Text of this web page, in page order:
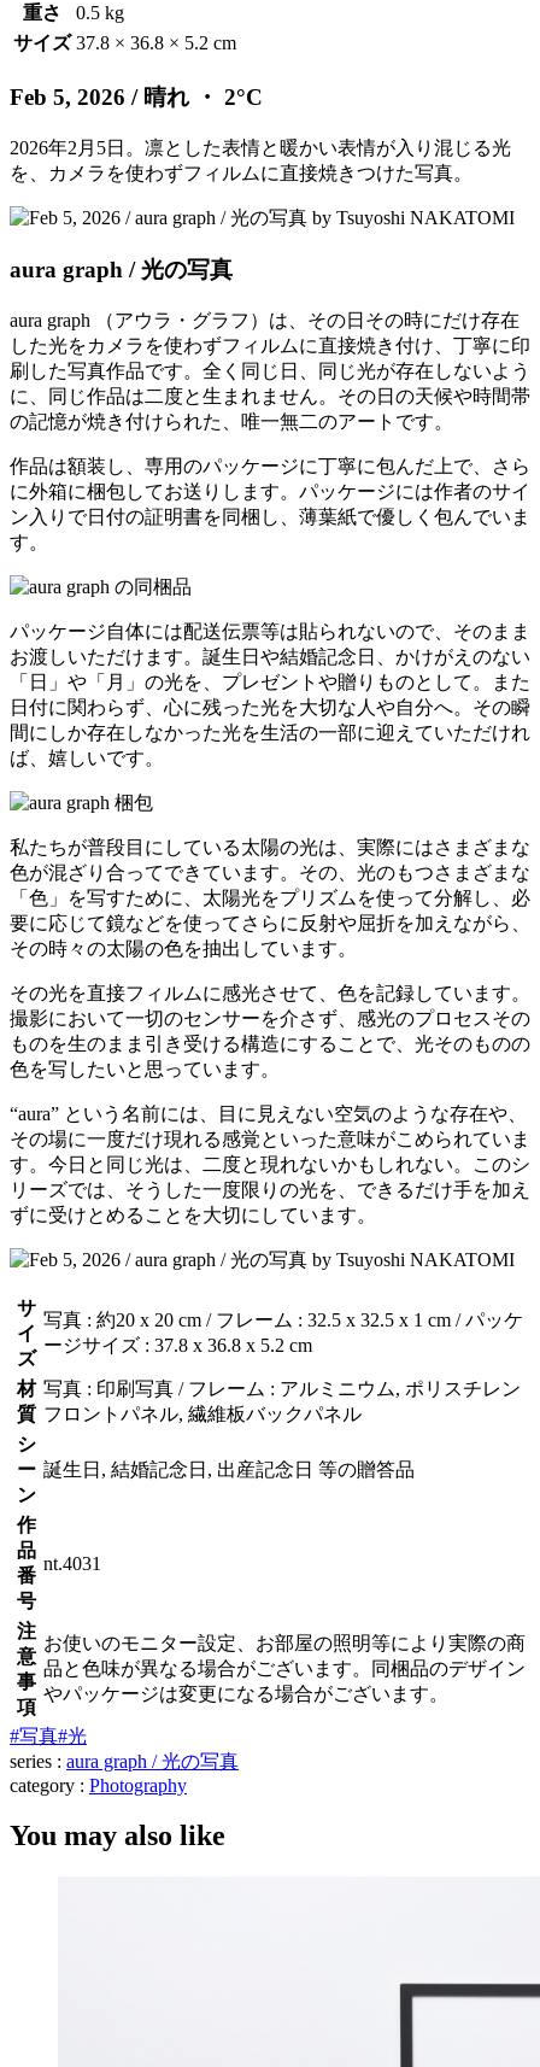
重さ
0.5 kg
サイズ 37.8 × 36.8 × 5.2 cm
Feb 5, 2026 / 晴れ ・ 2°C
2026年2月5日。凛とした表情と暖かい表情が入り混じる光
を、カメラを使わずフィルムに直接焼きつけた写真。
aura graph / 光の写真
aura graph （アウラ・グラフ）は、その日その時にだけ存在
した光をカメラを使わずフィルムに直接焼き付け、丁寧に印
刷した写真作品です。全く同じ日、同じ光が存在しないよう
に、同じ作品は二度と生まれません。その日の天候や時間帯
の記憶が焼き付けられた、唯一無二のアートです。
作品は額装し、専用のパッケージに丁寧に包んだ上で、さら
に外箱に梱包してお送りします。パッケージには作者のサイ
ン入りで日付の証明書を同梱し、薄葉紙で優しく包んでいま
す。
パッケージ自体には配送伝票等は貼られないので、そのまま
お渡しいただけます。誕生日や結婚記念日、かけがえのない
「日」や「月」の光を、プレゼントや贈りものとして。また
日付に関わらず、心に残った光を大切な人や自分へ。その瞬
間にしか存在しなかった光を生活の一部に迎えていただけれ
ば、嬉しいです。
私たちが普段目にしている太陽の光は、実際にはさまざまな
色が混ざり合ってできています。その、光のもつさまざまな
「色」を写すために、太陽光をプリズムを使って分解し、必
要に応じて鏡などを使ってさらに反射や屈折を加えながら、
その時々の太陽の色を抽出しています。
その光を直接フィルムに感光させて、色を記録しています。
撮影において一切のセンサーを介さず、感光のプロセスその
ものを生のまま引き受ける構造にすることで、光そのものの
色を写したいと思っています。
“aura” という名前には、目に見えない空気のような存在や、
その場に一度だけ現れる感覚といった意味がこめられていま
す。今日と同じ光は、二度と現れないかもしれない。このシ
リーズでは、そうした一度限りの光を、できるだけ手を加え
ずに受けとめることを大切にしています。
サ
イ
ズ
写真 : 約20 x 20 cm / フレーム : 32.5 x 32.5 x 1 cm / パッケ
ージサイズ : 37.8 x 36.8 x 5.2 cm
材
質
写真 : 印刷写真 / フレーム : アルミニウム, ポリスチレン
フロントパネル, 繊維板バックパネル
シ
ー
ン
誕生日, 結婚記念日, 出産記念日 等の贈答品
作
品
番
号
nt.4031
注
意
事
項
お使いのモニター設定、お部屋の照明等により実際の商
品と色味が異なる場合がございます。同梱品のデザイン
やパッケージは変更になる場合がございます。
#写真#光
series : aura graph / 光の写真
category : Photography
You may also like